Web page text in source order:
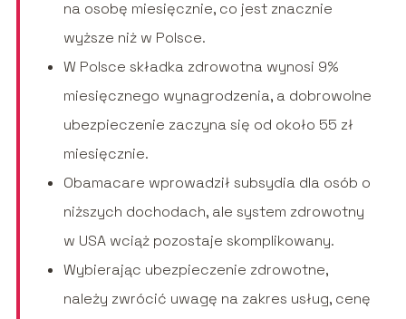
na osobę miesięcznie, co jest znacznie
wyższe niż w Polsce.
W Polsce składka zdrowotna wynosi 9%
miesięcznego wynagrodzenia, a dobrowolne
ubezpieczenie zaczyna się od około 55 zł
miesięcznie.
Obamacare wprowadził subsydia dla osób o
niższych dochodach, ale system zdrowotny
w USA wciąż pozostaje skomplikowany.
Wybierając ubezpieczenie zdrowotne,
należy zwrócić uwagę na zakres usług, cenę